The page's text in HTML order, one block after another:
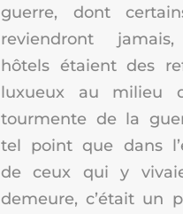
guerre, dont
revien­dront
hôtels étaient des
luxueux au milieu
tour­mente de la
tel point que dans
de ceux qui y
demeure, c’é­tait un